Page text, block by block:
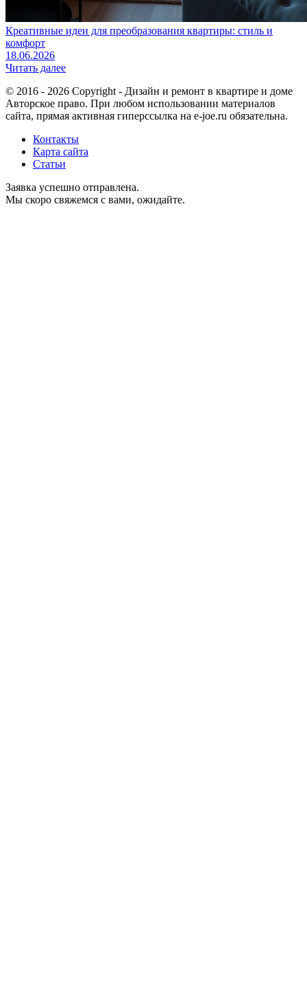
Креативные идеи для преобразования квартиры: стиль и
комфорт
18.06.2026
Читать далее
© 2016 - 2026 Copyright - Дизайн и ремонт в квартире и доме
Авторское право. При любом использовании материалов
сайта, прямая активная гиперссылка на e-joe.ru обязательна.
Контакты
Карта сайта
Статьи
Заявка успешно отправлена.
Мы скоро свяжемся с вами, ожидайте.